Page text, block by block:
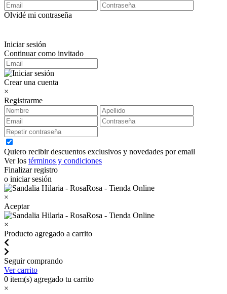
Olvidé mi contraseña
Iniciar sesión
Continuar como invitado
Crear una cuenta
×
Registrarme
Quiero recibir descuentos exclusivos y novedades por email
Ver los términos y condiciones
Finalizar registro
o iniciar sesión
×
Aceptar
×
Producto agregado a carrito
Seguir comprando
Ver carrito
0 item(s) agregado tu carrito
×